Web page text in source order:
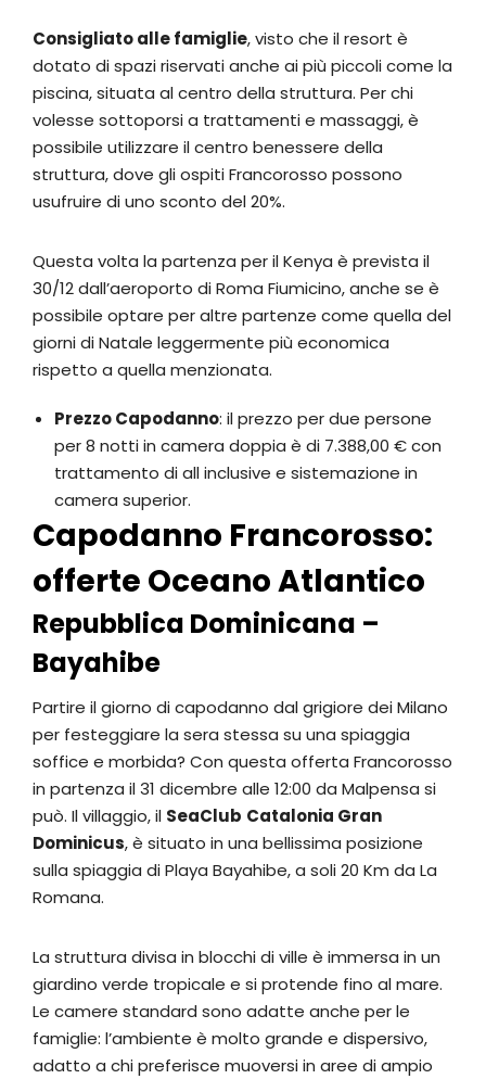
Consigliato alle famiglie, visto che il resort è
dotato di spazi riservati anche ai più piccoli come la
piscina, situata al centro della struttura. Per chi
volesse sottoporsi a trattamenti e massaggi, è
possibile utilizzare il centro benessere della
struttura, dove gli ospiti Francorosso possono
usufruire di uno sconto del 20%.
Questa volta la partenza per il Kenya è prevista il
30/12 dall’aeroporto di Roma Fiumicino, anche se è
possibile optare per altre partenze come quella del
giorni di Natale leggermente più economica
rispetto a quella menzionata.
Prezzo Capodanno: il prezzo per due persone
per 8 notti in camera doppia è di 7.388,00 € con
trattamento di all inclusive e sistemazione in
camera superior.
Capodanno Francorosso:
offerte Oceano Atlantico
Repubblica Dominicana –
Bayahibe
Partire il giorno di capodanno dal grigiore dei Milano
per festeggiare la sera stessa su una spiaggia
soffice e morbida? Con questa offerta Francorosso
in partenza il 31 dicembre alle 12:00 da Malpensa si
può. Il villaggio, il SeaClub Catalonia Gran
Dominicus, è situato in una bellissima posizione
sulla spiaggia di Playa Bayahibe, a soli 20 Km da La
Romana.
La struttura divisa in blocchi di ville è immersa in un
giardino verde tropicale e si protende fino al mare.
Le camere standard sono adatte anche per le
famiglie: l’ambiente è molto grande e dispersivo,
adatto a chi preferisce muoversi in aree di ampio